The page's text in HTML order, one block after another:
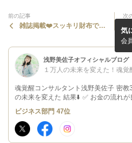
前の記事
雑誌掲載❤️スッキリ財布でお
次
魂覚醒コンサルタント浅野美佐子 密教
の未来を変えた 結果⬇️ ✅ お金の流れが
ご縁に恵まれる ✅ 運が良くなる ✅ ブ
くなり、不安や迷いが消える ✅思った
気
会
ビジネス部門 47位